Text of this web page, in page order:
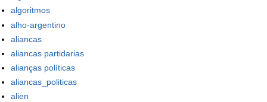
algoritmos
alho-argentino
aliancas
aliancas partidarias
alianças políticas
aliancas_politicas
alien